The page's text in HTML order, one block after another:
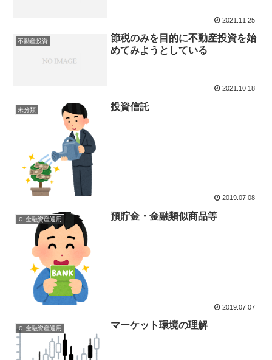
2021.11.25
不動産投資
節税のみを目的に不動産投資を始
めてみようとしている
2021.10.18
未分類 投資信託
2019.07.08
Ｃ 金融資産運用 預貯金・金融類似商品等
2019.07.07
Ｃ 金融資産運用 マーケット環境の理解